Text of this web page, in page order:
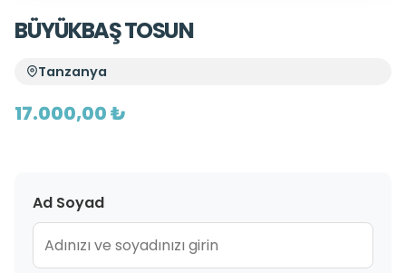
BÜYÜKBAŞ TOSUN
Tanzanya
17.000,00 ₺
Ad Soyad